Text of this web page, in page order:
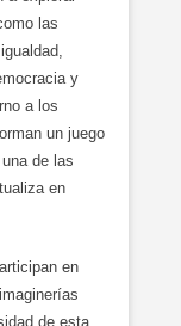
las
y
a los
un juego
de las
en
en
de esta